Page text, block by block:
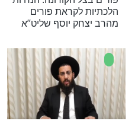
מדגים באופן בהיר איך
גם בתקופת הקורונה